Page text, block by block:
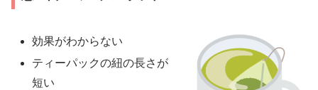
効果がわからない
ティーパックの紐の長さが
短い